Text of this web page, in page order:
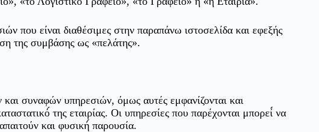
που είναι διαθέσιμες στην παραπάνω ιστοσελίδα και εφεξής
της συμβάσης ως «πελάτης».
συναφών υπηρεσιών, όμως αυτές εμφανίζονται και
της εταιρίας. Οι υπηρεσίες που παρέχονται μπορεί́ να
και φυσική́ παρουσία.